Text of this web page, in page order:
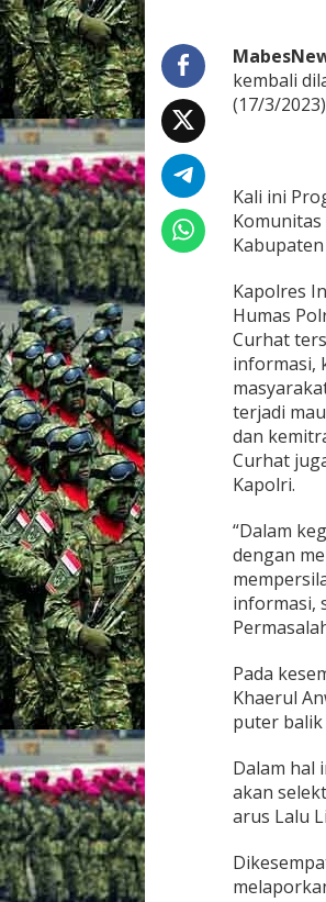
kembali
(17/3/
Kali ini
Komunitas
Kapolres
Humas
Curhat
informasi,
terjadi
dan
Curhat
Kapolri.
“Dalam
dengan
informasi,
Pada
Khaerul
puter
Dalam hal
akan
arus Lalu